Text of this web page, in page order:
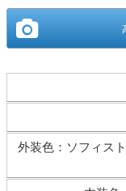
外装色： ソフィス